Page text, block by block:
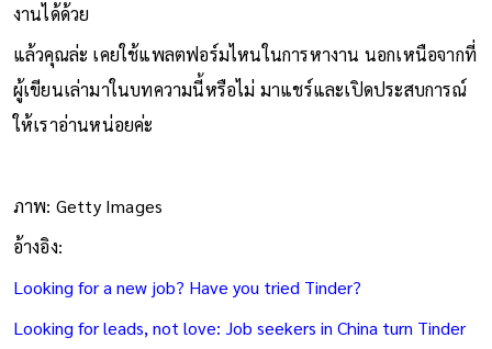
งานได้ด้วย
แล้วคุณล่ะ เคยใช้แพลตฟอร์มไหนในการหางาน นอกเหนือจากที่
ผู้เขียนเล่ามาในบทความนี้หรือไม่ มาแชร์และเปิดประสบการณ์
ให้เราอ่านหน่อยค่ะ
ภาพ: Getty Images
อ้างอิง:
Looking for a new job? Have you tried Tinder?
Looking for leads, not love: Job seekers in China turn Tinder